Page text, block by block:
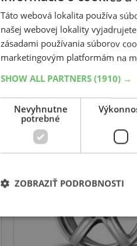
ALUTEC
Grip PS
4x100
Táto webová lokalita používa
našej webovej lokality
zásadami používania súborov
marketingovým platformám na
SHOW ALL PARTNERS (1910) →
Nevyhnutne
potrebné
ZOBRAZIŤ PODROBNOSTI